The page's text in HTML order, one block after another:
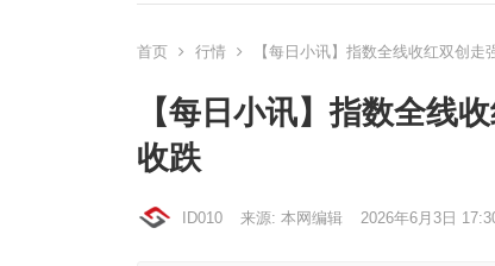
首页 行情 【每日小讯】指数全线收红双创走
【每日小讯】指数全线
收跌
ID010 来源: 本网编辑 2026年6月3日